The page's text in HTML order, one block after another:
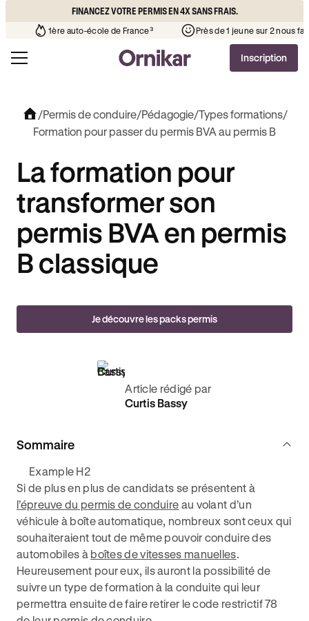
FINANCEZ VOTRE PERMIS EN 4X SANS FRAIS.
école de votre quartier¹ 1ère auto-école de France³
Inscription
/Permis de conduire/Pédagogie/Types formations/
Formation pour passer du permis BVA au permis B
La formation pour
transformer son
permis BVA en permis
B classique
Je découvre les packs permis
Article rédigé par
Curtis Bassy
Sommaire
Example H2
Si de plus en plus de candidats se présentent à
l’épreuve du permis de conduire au volant d’un
véhicule à boîte automatique, nombreux sont ceux qui
souhaiteraient tout de même pouvoir conduire des
automobiles à boîtes de vitesses manuelles.
Heureusement pour eux, ils auront la possibilité de
suivre un type de formation à la conduite qui leur
permettra ensuite de faire retirer le code restrictif 78